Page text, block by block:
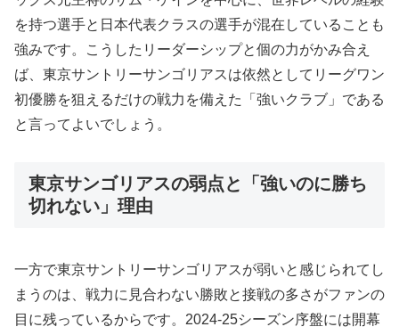
を持つ選手と日本代表クラスの選手が混在していることも
強みです。こうしたリーダーシップと個の力がかみ合え
ば、東京サントリーサンゴリアスは依然としてリーグワン
初優勝を狙えるだけの戦力を備えた「強いクラブ」である
と言ってよいでしょう。
東京サンゴリアスの弱点と「強いのに勝ち
切れない」理由
一方で東京サントリーサンゴリアスが弱いと感じられてし
まうのは、戦力に見合わない勝敗と接戦の多さがファンの
目に残っているからです。2024-25シーズン序盤には開幕